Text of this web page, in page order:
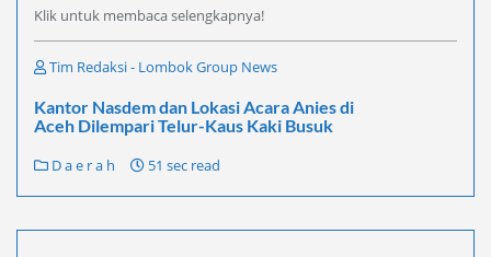
Klik untuk membaca selengkapnya!
Tim Redaksi - Lombok Group News
Kantor Nasdem dan Lokasi Acara Anies di
Aceh Dilempari Telur-Kaus Kaki Busuk
D a e r a h 51 sec read